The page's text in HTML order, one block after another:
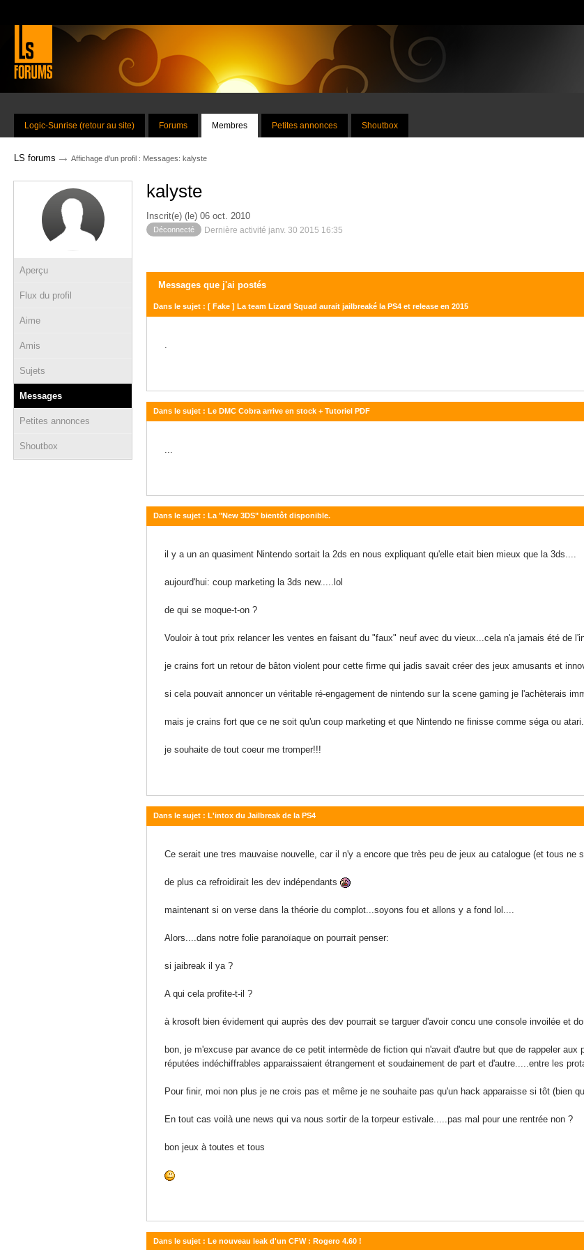
Logic-Sunrise (retour au site) Forums Membres Petites annonces Shoutbox
LS forums → Affichage d'un profil : Messages: kalyste
Aperçu
Flux du profil
Aime
Amis
Sujets
Messages
Petites annonces
Shoutbox
kalyste
Inscrit(e) (le) 06 oct. 2010
Déconnecté Dernière activité janv. 30 2015 16:35
Messages que j'ai postés
Dans le sujet : [ Fake ] La team Lizard Squad aurait jailbreaké la PS4 et release en 2015
.
Dans le sujet : Le DMC Cobra arrive en stock + Tutoriel PDF
...
Dans le sujet : La "New 3DS" bientôt disponible.
il y a un an quasiment Nintendo sortait la 2ds en nous expliquant qu'elle etait bien mieux que la 3ds....
aujourd'hui: coup marketing la 3ds new.....lol
de qui se moque-t-on ?
Vouloir à tout prix relancer les ventes en faisant du "faux" neuf avec du vieux...cela n'a jamais été de
je crains fort un retour de bâton violent pour cette firme qui jadis savait créer des jeux amusants et
si cela pouvait annoncer un véritable ré-engagement de nintendo sur la scene gaming je l'achèterais
mais je crains fort que ce ne soit qu'un coup marketing et que Nintendo ne finisse comme séga ou
je souhaite de tout coeur me tromper!!!
Dans le sujet : L'intox du Jailbreak de la PS4
Ce serait une tres mauvaise nouvelle, car il n'y a encore que très peu de jeux au catalogue (et tous ne
de plus ca refroidirait les dev indépendants
maintenant si on verse dans la théorie du complot...soyons fou et allons y a fond lol....
Alors....dans notre folie paranoïaque on pourrait penser:
si jaibreak il ya ?
A qui cela profite-t-il ?
à krosoft bien évidement qui auprès des dev pourrait se targuer d'avoir concu une console invoilée et
bon, je m'excuse par avance de ce petit intermède de fiction qui n'avait d'autre but que de rappeler
réputées indéchiffrables apparaissaient étrangement et soudainement de part et d'autre.....entre les
Pour finir, moi non plus je ne crois pas et même je ne souhaite pas qu'un hack apparaisse si tôt (bien
En tout cas voilà une news qui va nous sortir de la torpeur estivale.....pas mal pour une rentrée non ?
bon jeux à toutes et tous
Dans le sujet : Le nouveau leak d'un CFW : Rogero 4.60 !